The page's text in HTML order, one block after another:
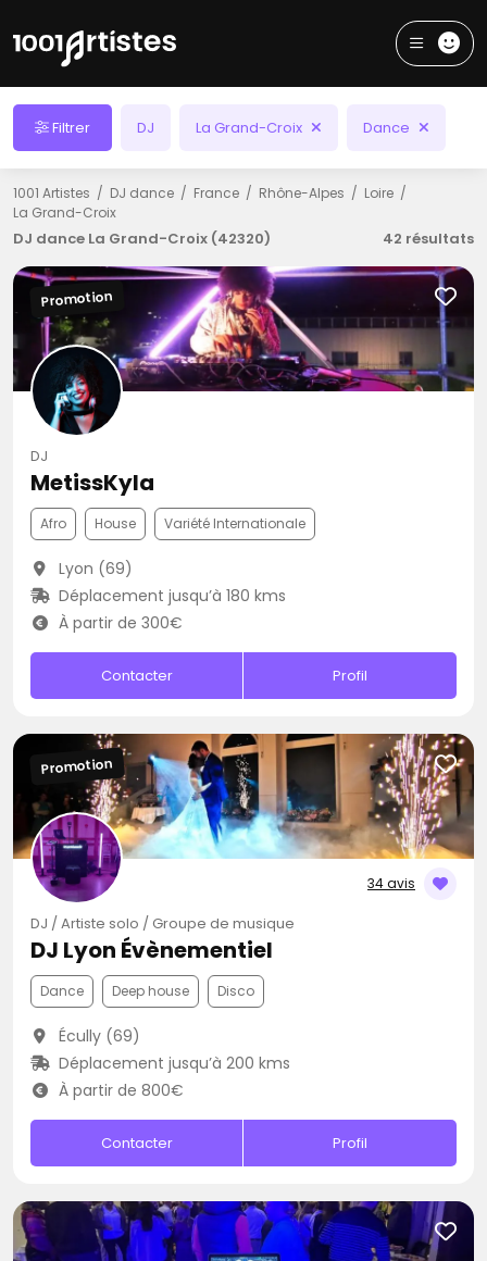
Filtrer DJ La Grand-Croix Dance
1001 Artistes DJ dance France Rhône-Alpes
Loire
La Grand-Croix
DJ dance La Grand-Croix (42320) 42 résultats
Promotion
DJ
MetissKyla
Afro House Variété Internationale
Lyon (69)
Déplacement jusqu’à 180 kms
À partir de 300€
Contacter Profil
34 avis
Promotion
DJ / Artiste solo / Groupe de musique
DJ Lyon Évènementiel
Dance Deep house Disco
Écully (69)
Déplacement jusqu’à 200 kms
À partir de 800€
Contacter Profil